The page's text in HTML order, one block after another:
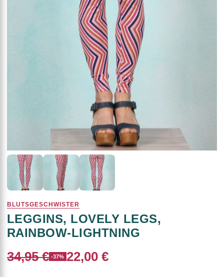
BLUTSGESCHWISTER
LEGGINS, LOVELY LEGS,
RAINBOW-LIGHTNING
34,95 € -37% 22,00 €